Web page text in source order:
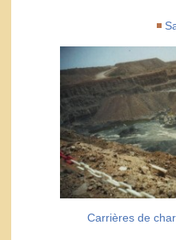
Carrières de